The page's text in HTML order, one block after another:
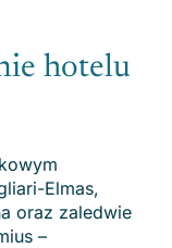
hotelu
Elmas,
oraz zaledwie
–